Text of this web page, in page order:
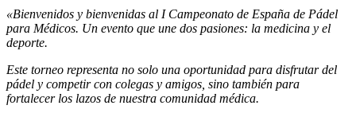
«Bienvenidos y bienvenidas al I Campeonato de España de Pádel
para Médicos. Un evento que une dos pasiones: la medicina y el
deporte.
Este torneo representa no solo una oportunidad para disfrutar del
pádel y competir con colegas y amigos, sino también para
fortalecer los lazos de nuestra comunidad médica.